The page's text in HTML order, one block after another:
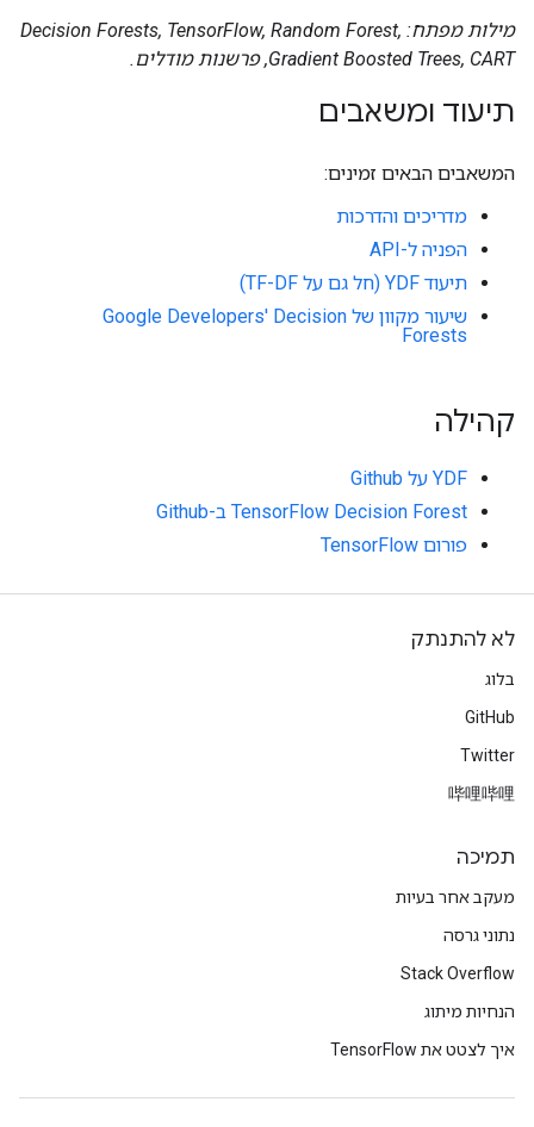
מילות מפתח: Decision Forests, TensorFlow, Random Forest,
Gradient Boosted Trees, CART, פרשנות מודלים.
תיעוד ומשאבים
המשאבים הבאים זמינים:
מדריכים והדרכות
הפניה ל-API
תיעוד YDF (חל גם על TF-DF)
שיעור מקוון של Google Developers' Decision
Forests
קהילה
YDF על Github
TensorFlow Decision Forest ב-Github
פורום TensorFlow
לא להתנתק
בלוג
GitHub
Twitter
哔哩哔哩
תמיכה
מעקב אחר בעיות
נתוני גרסה
Stack Overflow
הנחיות מיתוג
איך לצטט את TensorFlow